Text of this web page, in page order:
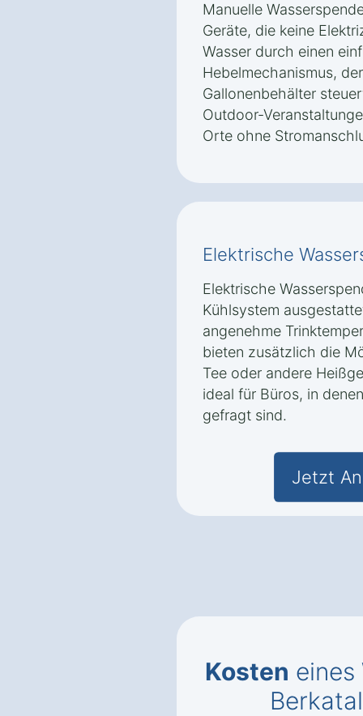
Manuelle
Geräte, die keine
Wasser durch einen
Hebelmechanismus,
Gallonenbehälter
Outdoor-
Orte ohne
Elektrische
Elektrische
Kühlsystem
angenehme
bieten zusätzlich die
Tee oder andere
ideal für Büros, in
gefragt sind.
Jetzt
Kosten eines